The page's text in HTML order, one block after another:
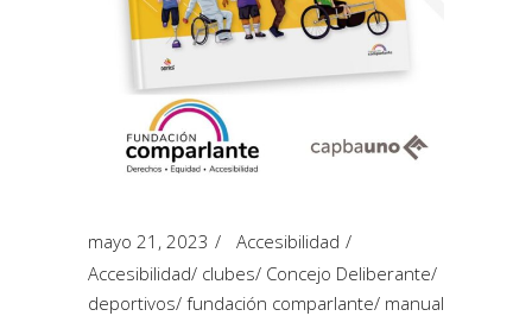
mayo 21, 2023
Accesibilidad
Accesibilidad/ clubes/ Concejo Deliberante/
deportivos/ fundación comparlante/ manual